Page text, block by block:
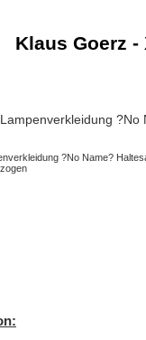
Klaus Goerz -
Lampenverkleidung ?No